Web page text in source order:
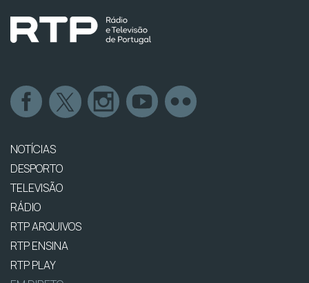
NOTÍCIAS
DESPORTO
TELEVISÃO
RÁDIO
RTP ARQUIVOS
RTP ENSINA
RTP PLAY